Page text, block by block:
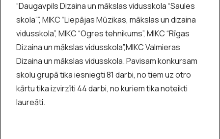
“Daugavpils Dizaina un mākslas vidusskola “Saules
skola””, MIKC “Liepājas Mūzikas, mākslas un dizaina
vidusskola”, MIKC “Ogres tehnikums”, MIKC “Rīgas
Dizaina un mākslas vidusskola”,MIKC Valmieras
Dizaina un mākslas vidusskola. Pavisam konkursam
skolu grupā tika iesniegti 81 darbi, no tiem uz otro
kārtu tika izvirzīti 44 darbi, no kuriem tika noteikti
laureāti.